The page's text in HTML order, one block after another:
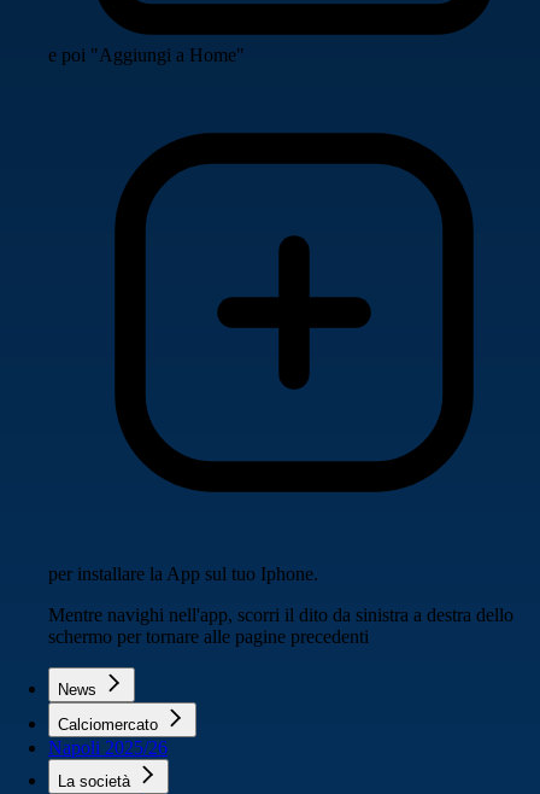
e poi "Aggiungi a Home"
per installare la App sul tuo Iphone.
Mentre navighi nell'app, scorri il dito da sinistra a destra dello
schermo per tornare alle pagine precedenti
News
Calciomercato
Napoli 2025/26
La società